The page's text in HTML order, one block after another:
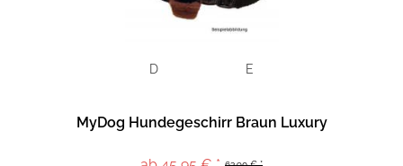
D E
MyDog Hundegeschirr Braun Luxury